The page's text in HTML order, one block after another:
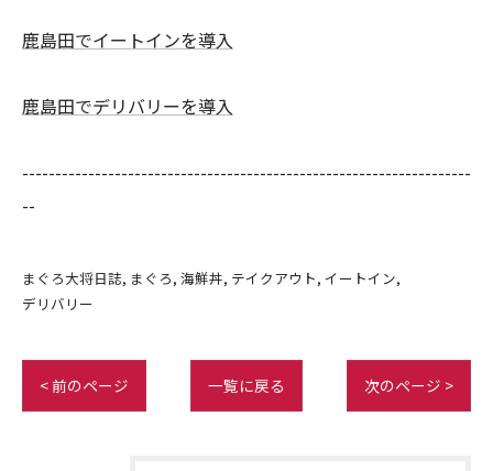
鹿島田でイートインを導入
鹿島田でデリバリーを導入
--------------------------------------------------------------------
--
まぐろ大将日誌 まぐろ 海鮮丼 テイクアウト イートイン
デリバリー
< 前のページ 一覧に戻る 次のページ >